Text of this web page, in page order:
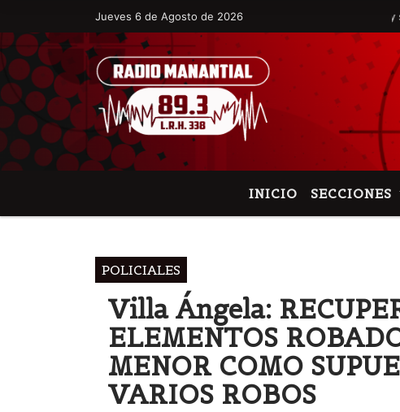
Jueves 6 de Agosto de 2026
Hoy es Jueves 6 de Agosto de 2026 y son las
INICIO SECCIONES
POLICIALES
Villa Ángela:
ELEMENTOS
MENOR COMO
VARIOS ROBOS